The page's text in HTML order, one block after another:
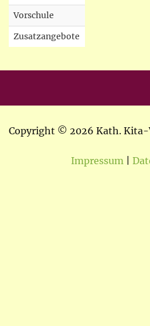
Vorschule
Zusatzangebote
Copyright © 2026 Kath. Kita-
Impressum